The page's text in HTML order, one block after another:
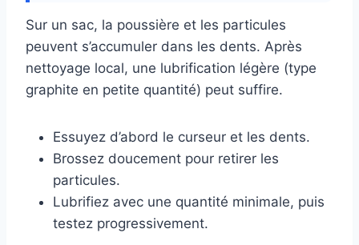
Sur un sac, la poussière et les particules
peuvent s’accumuler dans les dents. Après
nettoyage local, une lubrification légère (type
graphite en petite quantité) peut suffire.
Essuyez d’abord le curseur et les dents.
Brossez doucement pour retirer les
particules.
Lubrifiez avec une quantité minimale, puis
testez progressivement.